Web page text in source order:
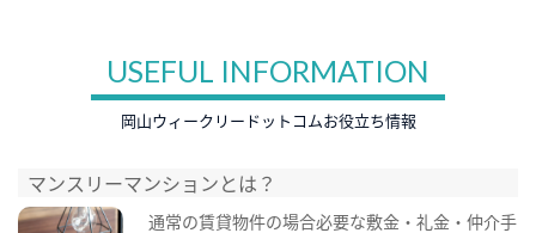
USEFUL INFORMATION
岡山ウィークリードットコムお役立ち情報
マンスリーマンションとは？
通常の賃貸物件の場合必要な敷金・礼金・仲介手